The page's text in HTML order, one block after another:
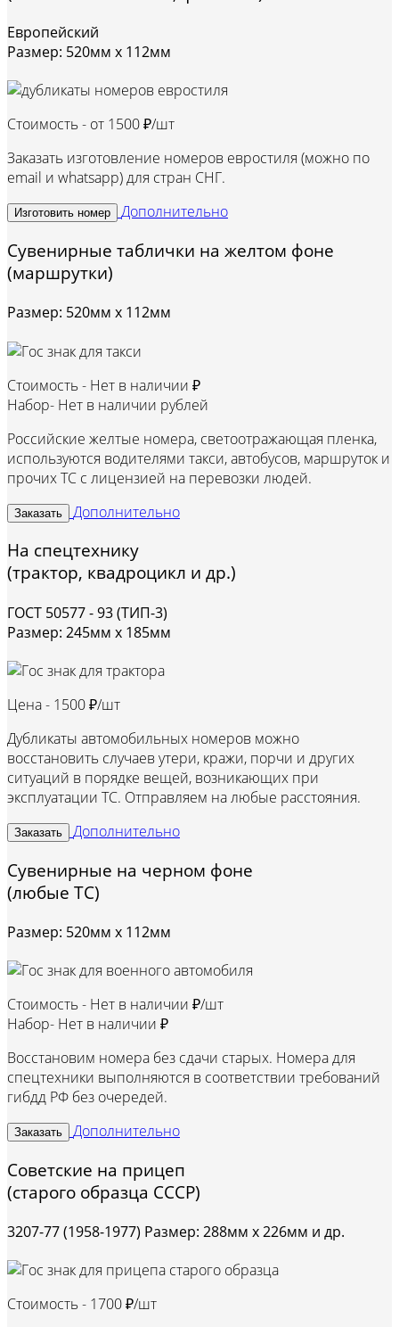
Европейский
Размер: 520мм х 112мм
Стоимость - от 1500 ₽/шт
Заказать изготовление номеров евростиля (можно по
email и whatsapp) для стран СНГ.
Изготовить номер Дополнительно
Сувенирные таблички на желтом фоне
(маршрутки)
Размер: 520мм х 112мм
Стоимость - Нет в наличии ₽
Набор- Нет в наличии рублей
Российские желтые номера, светоотражающая пленка,
используются водителями такси, автобусов, маршруток и
прочих ТС с лицензией на перевозки людей.
Заказать Дополнительно
На спецтехнику
(трактор, квадроцикл и др.)
ГОСТ 50577 - 93 (ТИП-3)
Размер: 245мм х 185мм
Цена - 1500 ₽/шт
Дубликаты автомобильных номеров можно
восстановить случаев утери, кражи, порчи и других
ситуаций в порядке вещей, возникающих при
эксплуатации ТС. Отправляем на любые расстояния.
Заказать Дополнительно
Сувенирные на черном фоне
(любые ТС)
Размер: 520мм х 112мм
Стоимость - Нет в наличии ₽/шт
Набор- Нет в наличии ₽
Восстановим номера без сдачи старых. Номера для
спецтехники выполняются в соответствии требований
гибдд РФ без очередей.
Заказать Дополнительно
Советские на прицеп
(старого образца СССР)
3207-77 (1958-1977) Размер: 288мм х 226мм и др.
Стоимость - 1700 ₽/шт